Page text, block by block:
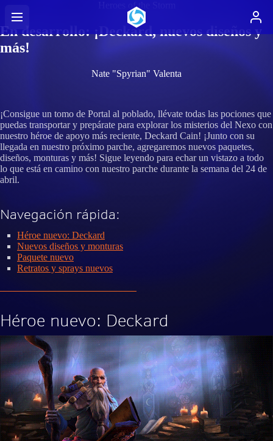
Heroes of the Storm
En desarrollo: ¡Deckard, nuevos diseños y
más!
Nate "Spyrian" Valenta
¡Consigue un tomo de Portal al poblado, llévate todas las pociones que
puedas transportar y prepárate para explorar los misterios del Nexo con
nuestro héroe de apoyo más reciente, Deckard Cain! ¡Junto con su
llegada en nuestro próximo parche, agregaremos nuevos paquetes,
diseños, monturas y más! Sigue leyendo para echar un vistazo a todo
lo que está en camino con nuestro parche durante la semana del 24 de
abril.
Navegación rápida:
Héroe nuevo: Deckard
Nuevos diseños y monturas
Paquete nuevo
Retratos y sprays nuevos
Héroe nuevo: Deckard